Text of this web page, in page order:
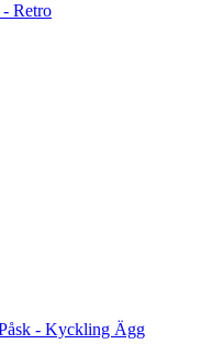
- Retro
- Kyckling Ägg